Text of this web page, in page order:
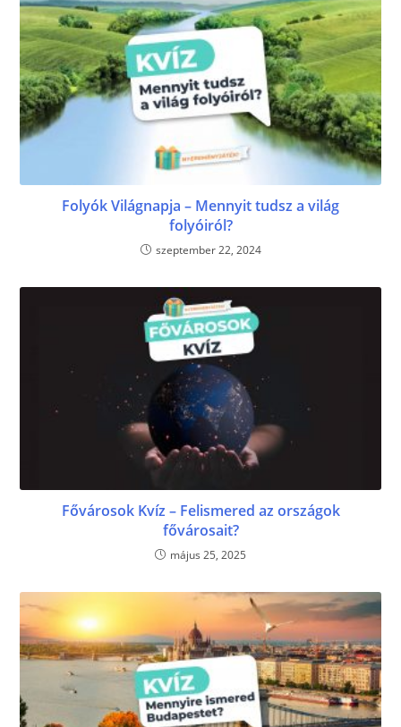
Folyók Világnapja – Mennyit tudsz a világ
folyóiról?
szeptember 22, 2024
Fővárosok Kvíz – Felismered az országok
fővárosait?
május 25, 2025